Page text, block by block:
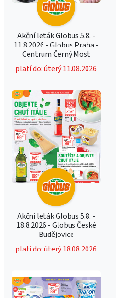
Akční leták Globus 5.8. -
11.8.2026 - Globus Praha -
Centrum Černý Most
platí do: úterý 11.08.2026
Akční leták Globus 5.8. -
18.8.2026 - Globus České
Budějovice
platí do: úterý 18.08.2026